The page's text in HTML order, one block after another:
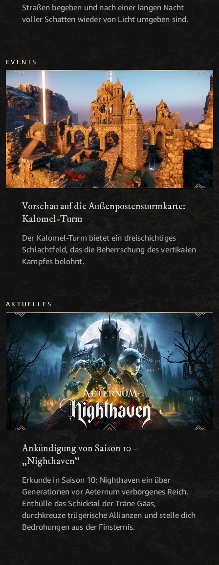
Straßen begeben und nach einer langen Nacht
voller Schatten wieder von Licht umgeben sind.
EVENTS
Vorschau auf die Außenpostensturmkarte:
Kalomel-Turm
Der Kalomel-Turm bietet ein dreischichtiges
Schlachtfeld, das die Beherrschung des vertikalen
Kampfes belohnt.
AKTUELLES
Ankündigung von Saison 10 –
„Nighthaven“
Erkunde in Saison 10: Nighthaven ein über
Generationen vor Aeternum verborgenes Reich.
Enthülle das Schicksal der Träne Gäas,
durchkreuze trügerische Allianzen und stelle dich
Bedrohungen aus der Finsternis.